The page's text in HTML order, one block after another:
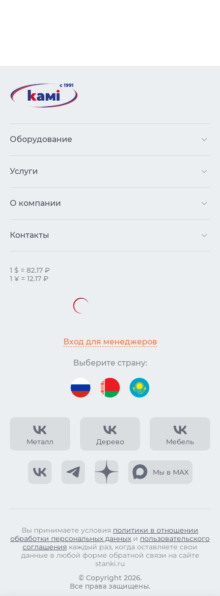
Металл Дерево Мебель
Мы в MAX
Оборудование
Услуги
О компании
Контакты
1 $ = 82.17 ₽
1 ¥ = 12.17 ₽
Вход для менеджеров
Выберите страну:
Вы принимаете условия политики в отношении
обработки персональных данных и пользовательского
соглашения каждый раз, когда оставляете свои
данные в любой форме обратной связи на сайте
stanki.ru
© Copyright 2026.
Все права защищены.